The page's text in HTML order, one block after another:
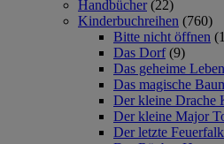
Handbücher (22)
Kinderbuchreihen (760)
Bitte nicht öffnen
Das Dorf (9)
Das geheime
Das magische
Der kleine Drache
Der kleine Major
Der letzte